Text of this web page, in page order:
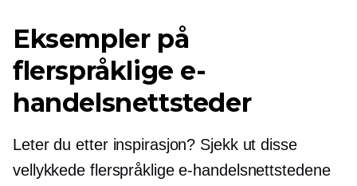
Eksempler på
flerspråklige e-
handelsnettsteder
Leter du etter inspirasjon? Sjekk ut disse
vellykkede flerspråklige e-handelsnettstedene